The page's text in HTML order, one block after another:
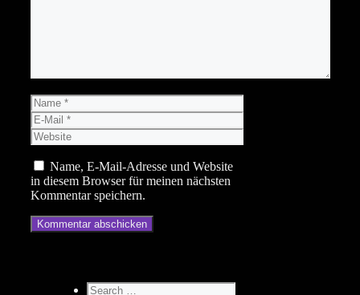
Name
E-
Mail
Website
Name, E-Mail-Adresse und Website
in diesem Browser für meinen nächsten
Kommentar speichern.